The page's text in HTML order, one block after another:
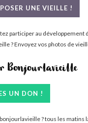
UNE VIEILLE !
participer au développement
? Envoyez vos photos de
Bonjourlavieille
UN DON !
? tous les matins